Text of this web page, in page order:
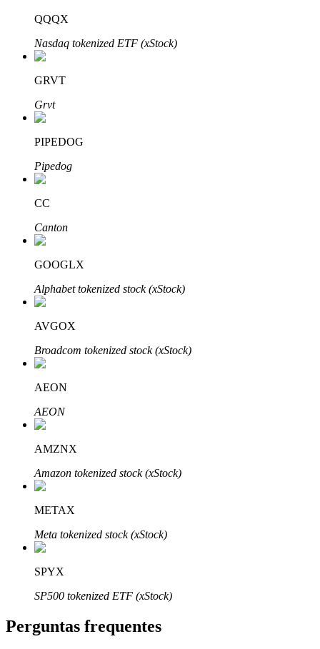
Investimento Automático
Aprenda a apostar
Aprenda como ganhar renda passiva
Bitrue
AI
Parceiros Bitrue
Afiliados Bitrue
Até 65% de comissões!
QQQX
Nasdaq tokenized ETF (xStock)
GRVT
Grvt
PIPEDOG
Pipedog
CC
Canton
GOOGLX
Alphabet tokenized stock (xStock)
AVGOX
Broadcom tokenized stock (xStock)
AEON
AEON
AMZNX
Amazon tokenized stock (xStock)
METAX
Meta tokenized stock (xStock)
SPYX
SP500 tokenized ETF (xStock)
Perguntas frequentes